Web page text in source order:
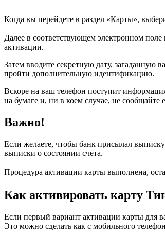
Когда вы перейдете в раздел «Карты»,
Далее в соответствующем электронном
активации.
Затем вводите секретную дату,
пройти дополнительную идентификацию.
Вскоре на ваш телефон поступит
на бумаге и, ни в коем случае, не сообщайте
Важно!
Если желаете, чтобы банк присылал
выписки о состоянии счета.
Процедура активации карты выполнена,
Как активировать карту
Если первый вариант активации карты для
Это можно сделать как с мобильного